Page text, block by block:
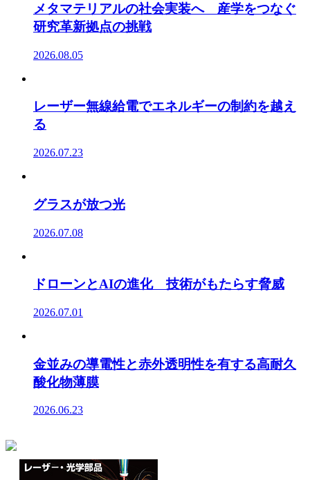
メタマテリアルの社会実装へ 産学をつなぐ
研究革新拠点の挑戦
2026.08.05
レーザー無線給電でエネルギーの制約を越え
る
2026.07.23
グラスが放つ光
2026.07.08
ドローンとAIの進化 技術がもたらす脅威
2026.07.01
金並みの導電性と赤外透明性を有する高耐久
酸化物薄膜
2026.06.23